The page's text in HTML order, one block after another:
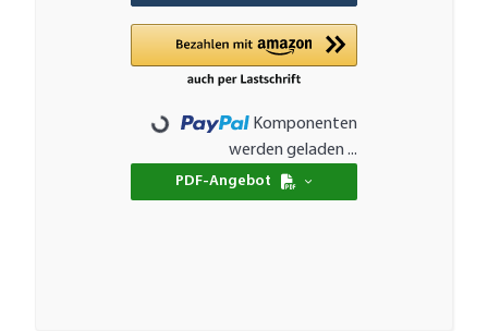
Loading...
Komponenten
werden geladen ...
PDF-Angebot